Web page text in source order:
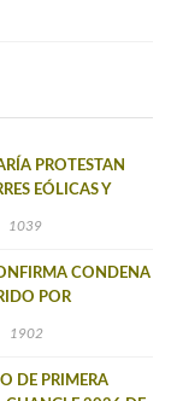
PROTESTAN
EÓLICAS Y
1039
CONDENA
POR
1902
DE PRIMERA